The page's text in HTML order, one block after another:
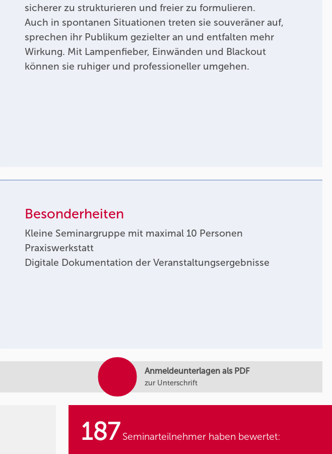
Anmeldeunterlagen als PDF
zur Unterschrift
sicherer zu strukturieren und freier zu formulieren.
Auch in spontanen Situationen treten sie souveräner auf,
sprechen ihr Publikum gezielter an und entfalten mehr
Wirkung. Mit Lampenfieber, Einwänden und Blackout
können sie ruhiger und professioneller umgehen.
Besonderheiten
Kleine Seminargruppe mit maximal 10 Personen
Praxiswerkstatt
Digitale Dokumentation der Veranstaltungsergebnisse
187 Seminarteilnehmer haben bewertet: